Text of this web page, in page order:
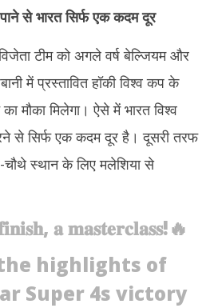
से भारत सिर्फ एक कदम दूर
विजेता टीम को अगले वर्ष बेल्जियम और
में प्रस्तावित हॉकी विश्व कप के
मौका मिलेगा। ऐसे में भारत विश्व
से सिर्फ एक कदम दूर है। दूसरी तरफ
चौथे स्थान के लिए मलेशिया से
𝐚 𝐦𝐚𝐬𝐭𝐞𝐫𝐜𝐥𝐚𝐬𝐬!🔥
highlights of
Super 4s victory